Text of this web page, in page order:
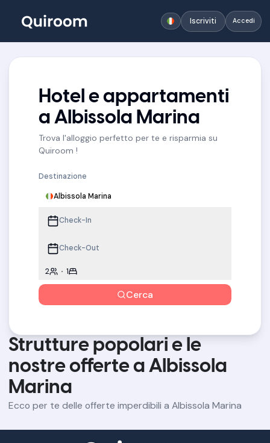
Iscriviti Accedi
Hotel e appartamenti
a Albissola Marina
Trova l'alloggio perfetto per te e risparmia su
Quiroom !
Destinazione
Albissola Marina
2 1
Cerca
Strutture popolari e le
nostre offerte a Albissola
Marina
Ecco per te delle offerte imperdibili a Albissola Marina